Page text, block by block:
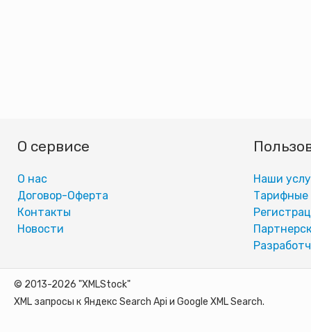
О сервисе
О нас
Договор-Оферта
Контакты
Новости
Наши
Тарифные
© 2013-2026 "XMLStock"
XML запросы к Яндекс Search Api и Google XML Search.